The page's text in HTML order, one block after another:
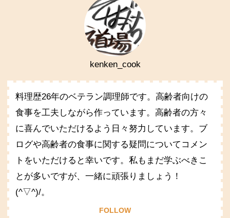
kenken_cook
料理歴26年のベテラン調理師です。高齢者向けの
食事を工夫しながら作っています。高齢者の方々
に喜んでいただけるよう日々努力しています。ブ
ログや高齢者の食事に関する疑問についてコメン
トをいただけると幸いです。私もまだ学ぶべきこ
とが多いですが、一緒に頑張りましょう！
(^▽^)/。
FOLLOW